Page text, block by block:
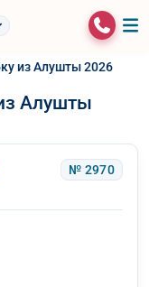
из Алушты 2026
Алушты
№ 2970